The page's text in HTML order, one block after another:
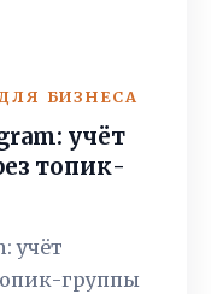
БИЗНЕСА
учёт
топик-
учёт
группы